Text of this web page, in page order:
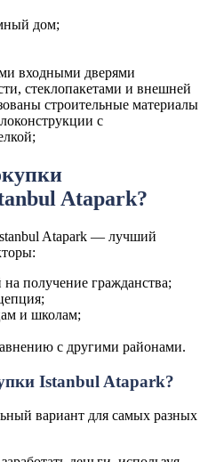
дом;
входными дверями
стеклопакетами и внешней
строительные материалы
с
Atapark?
Atapark — лучший
получение гражданства;
и школам;
с другими районами.
Istanbul Atapark?
вариант для самых разных